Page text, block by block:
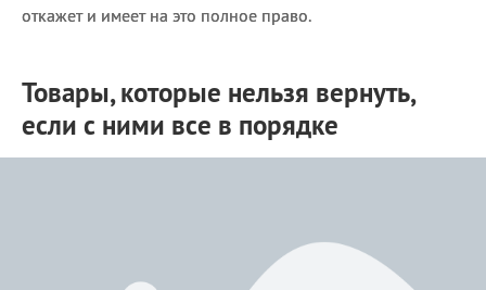
откажет и имеет на это полное право.
Товары, которые нельзя вернуть,
если с ними все в порядке